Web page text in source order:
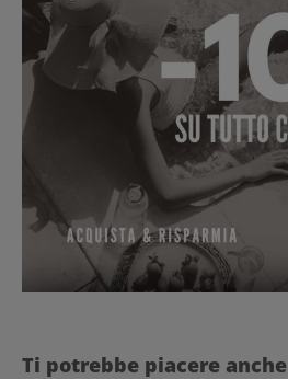
Salta la galleria dei prodotti
Ti potrebbe piacere anche